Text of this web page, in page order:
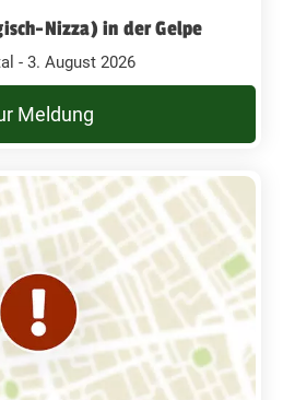
Nizza) in der Gelpe
- 3. August 2026
Meldung